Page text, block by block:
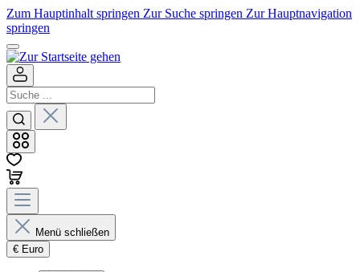
Zum Hauptinhalt springen Zur Suche springen Zur Hauptnavigation
springen
Menü schließen
€ Euro